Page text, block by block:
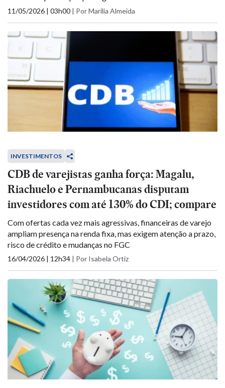
11/05/2026 | 03h00 | Por Marília Almeida
INVESTIMENTOS
CDB de varejistas ganha força: Magalu,
Riachuelo e Pernambucanas disputam
investidores com até 130% do CDI; compare
Com ofertas cada vez mais agressivas, financeiras de varejo
ampliam presença na renda fixa, mas exigem atenção a prazo,
risco de crédito e mudanças no FGC
16/04/2026 | 12h34 | Por Isabela Ortiz